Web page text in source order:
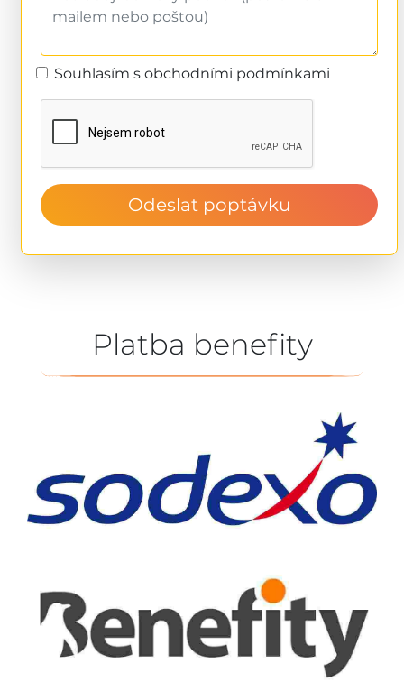
Souhlasím s obchodními podmínkami
Odeslat poptávku
Platba benefity